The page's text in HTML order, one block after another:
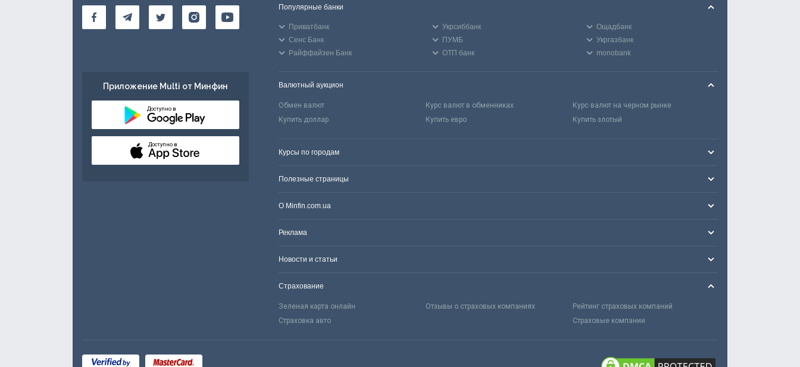
Приложение Multi от Минфин
Доступно в
Доступно в
Популярные банки
Приватбанк Укрсиббанк
Ощадбанк
Сенс Банк
ПУМБ
Укргазбанк
Райффайзен Банк
ОТП банк monobank
Валютный аукцион
Обмен валют Курс валют в обменниках
Курс валют на черном рынке
Купить доллар
Купить евро Купить злотый
Курсы по городам
Полезные страницы
О Minfin.com.ua
Реклама
Новости и статьи
Страхование
Зеленая карта онлайн Отзывы о страховых компаниях
Рейтинг страховых компаний
Страховка авто
Страховые компании